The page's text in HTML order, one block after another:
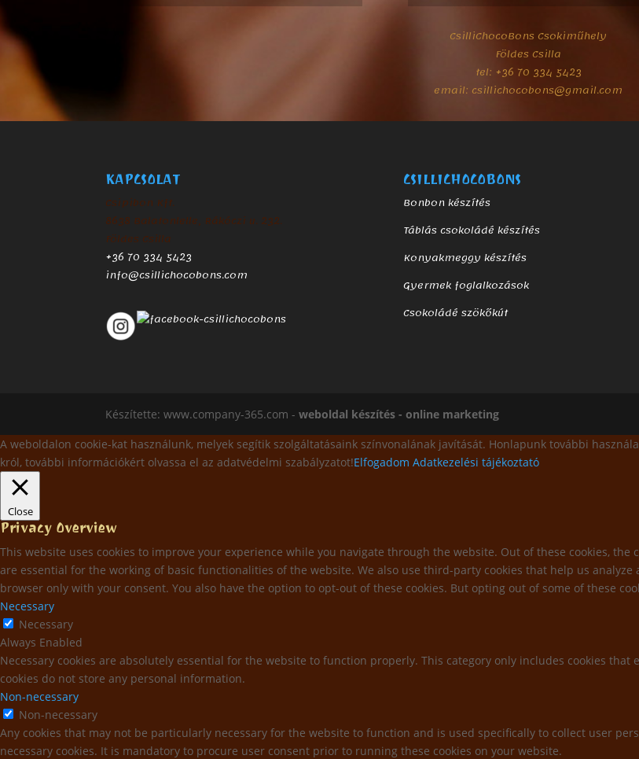
CsilliChocoBons Csokiműhely
Földes Csilla
tel: +36 70 334 5423
email: csillichocobons@gmail.com
KAPCSOLAT
Csipibon Kft.
8638 Balatonlelle, Rákóczi u. 232.
Földes Csilla
+36 70 334 5423
info@csillichocobons.com
CSILLICHOCOBONS
Bonbon készítés
Táblás csokoládé készítés
Konyakmeggy készítés
Gyermek foglalkozások
Csokoládé szökőkút
Készítette: www.company-365.com -weboldal készítés - online marketing
A weboldalon cookie-kat használunk, melyek segítik szolgáltatásaink színvonalának javítását. Honlapunk további
król, további információkért olvassa el az adatvédelmi szabályzatot!Elfogadom Adatkezelési tájékoztató
Close
Privacy Overview
This website uses cookies to improve your experience while you navigate through the website. Out of these cookies,
are essential for the working of basic functionalities of the website. We also use third-party cookies that help us
browser only with your consent. You also have the option to opt-out of these cookies. But opting out of some of these
Necessary
Necessary
Always Enabled
Necessary cookies are absolutely essential for the website to function properly. This category only includes cookies
cookies do not store any personal information.
Non-necessary
Non-necessary
Any cookies that may not be particularly necessary for the website to function and is used specifically to collect user
necessary cookies. It is mandatory to procure user consent prior to running these cookies on your website.